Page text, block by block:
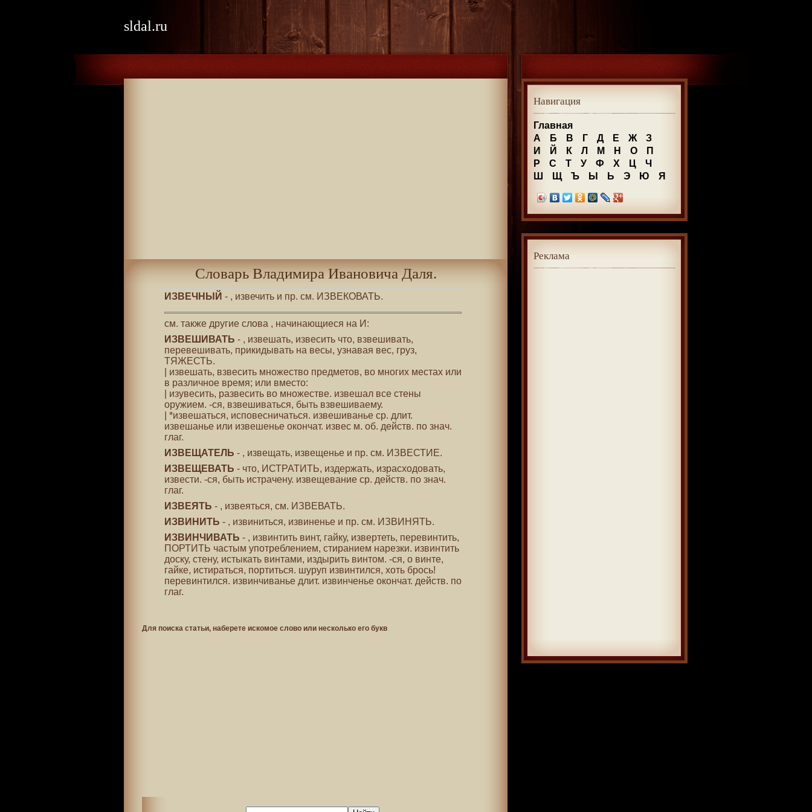
sldal.ru
Словарь Владимира Ивановича Даля.
ИЗВЕЧНЫЙ - , извечить и пр. см. ИЗВЕКОВАТЬ.
см. также другие слова , начинающиеся на И:
ИЗВЕШИВАТЬ - , извешать, извесить что, взвешивать,
перевешивать, прикидывать на весы, узнавая вес, груз,
ТЯЖЕСТЬ.
| извешать, взвесить множество предметов, во многих местах или
в различное время; или вместо:
| изувесить, развесить во множестве. извешал все стены
оружием. -ся, взвешиваться, быть взвешиваему.
| *извешаться, исповесничаться. извешиванье ср. длит.
извешанье или извешенье окончат. извес м. об. действ. по знач.
глаг.
ИЗВЕЩАТЕЛЬ - , извещать, извещенье и пр. см. ИЗВЕСТИЕ.
ИЗВЕЩЕВАТЬ - что, ИСТРАТИТЬ, издержать, израсходовать,
извести. -ся, быть истрачену. извещевание ср. действ. по знач.
глаг.
ИЗВЕЯТЬ - , извеяться, см. ИЗВЕВАТЬ.
ИЗВИНИТЬ - , извиниться, извиненье и пр. см. ИЗВИНЯТЬ.
ИЗВИНЧИВАТЬ - , извинтить винт, гайку, извертеть, перевинтить,
ПОРТИТЬ частым употреблением, стиранием нарезки. извинтить
доску, стену, истыкать винтами, издырить винтом. -ся, о винте,
гайке, истираться, портиться. шуруп извинтился, хоть брось!
перевинтился. извинчиванье длит. извинченье окончат. действ. по
глаг.
Для поиска статьи, наберете искомое слово или несколько его букв
Навигация
Главная
А
Б В Г Д Е Ж
З
И
Й К Л М Н О
П
Р
С Т У Ф Х Ц
Ч
Ш
Щ Ъ Ы Ь Э Ю Я
Реклама